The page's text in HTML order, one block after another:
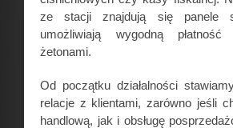
ze stacji znajdują się panele
umożliwiają wygodną
żetonami.
Od początku działalności
relacje z klientami, zarówno jeśli
handlową, jak i obsługę